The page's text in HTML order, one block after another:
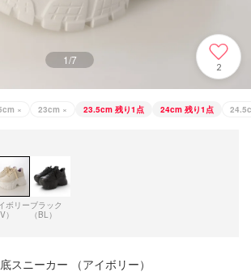
1/7
2
× 23cm × 23.5cm 残り1点 24cm 残り1点
ボリー
）
ブラック
（BL）
スニーカー （アイボリー）